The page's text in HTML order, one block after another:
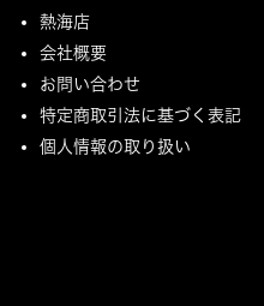
熱海店
会社概要
お問い合わせ
特定商取引法に基づく表記
個人情報の取り扱い